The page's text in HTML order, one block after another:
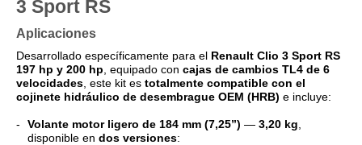
3 Sport RS
Aplicaciones
Desarrollado específicamente para el Renault Clio 3 Sport RS
197 hp y 200 hp , equipado con cajas de cambios TL4 de 6
velocidades , este kit es totalmente compatible con el
cojinete hidráulico de desembrague OEM (HRB) e incluye:
Volante motor ligero de 184 mm (7,25”) — 3,20 kg
disponible en dos versiones: